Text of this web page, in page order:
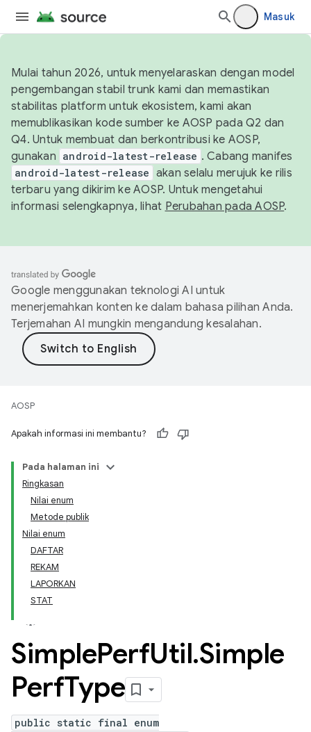
Masuk
Mulai tahun 2026, untuk menyelaraskan dengan model
pengembangan stabil trunk kami dan memastikan
stabilitas platform untuk ekosistem, kami akan
memublikasikan kode sumber ke AOSP pada Q2 dan
Q4. Untuk membuat dan berkontribusi ke AOSP,
gunakan android-latest-release . Cabang manifes
android-latest-release akan selalu merujuk ke rilis
terbaru yang dikirim ke AOSP. Untuk mengetahui
informasi selengkapnya, lihat Perubahan pada AOSP.
Google menggunakan teknologi AI untuk
menerjemahkan konten ke dalam bahasa pilihan Anda.
Terjemahan AI mungkin mengandung kesalahan.
AOSP
Apakah informasi ini membantu?
Pada halaman ini
Ringkasan
Nilai enum
Metode publik
Nilai enum
DAFTAR
REKAM
LAPORKAN
STAT
SimplePerfUtil.Simple
PerfType
public static final enum